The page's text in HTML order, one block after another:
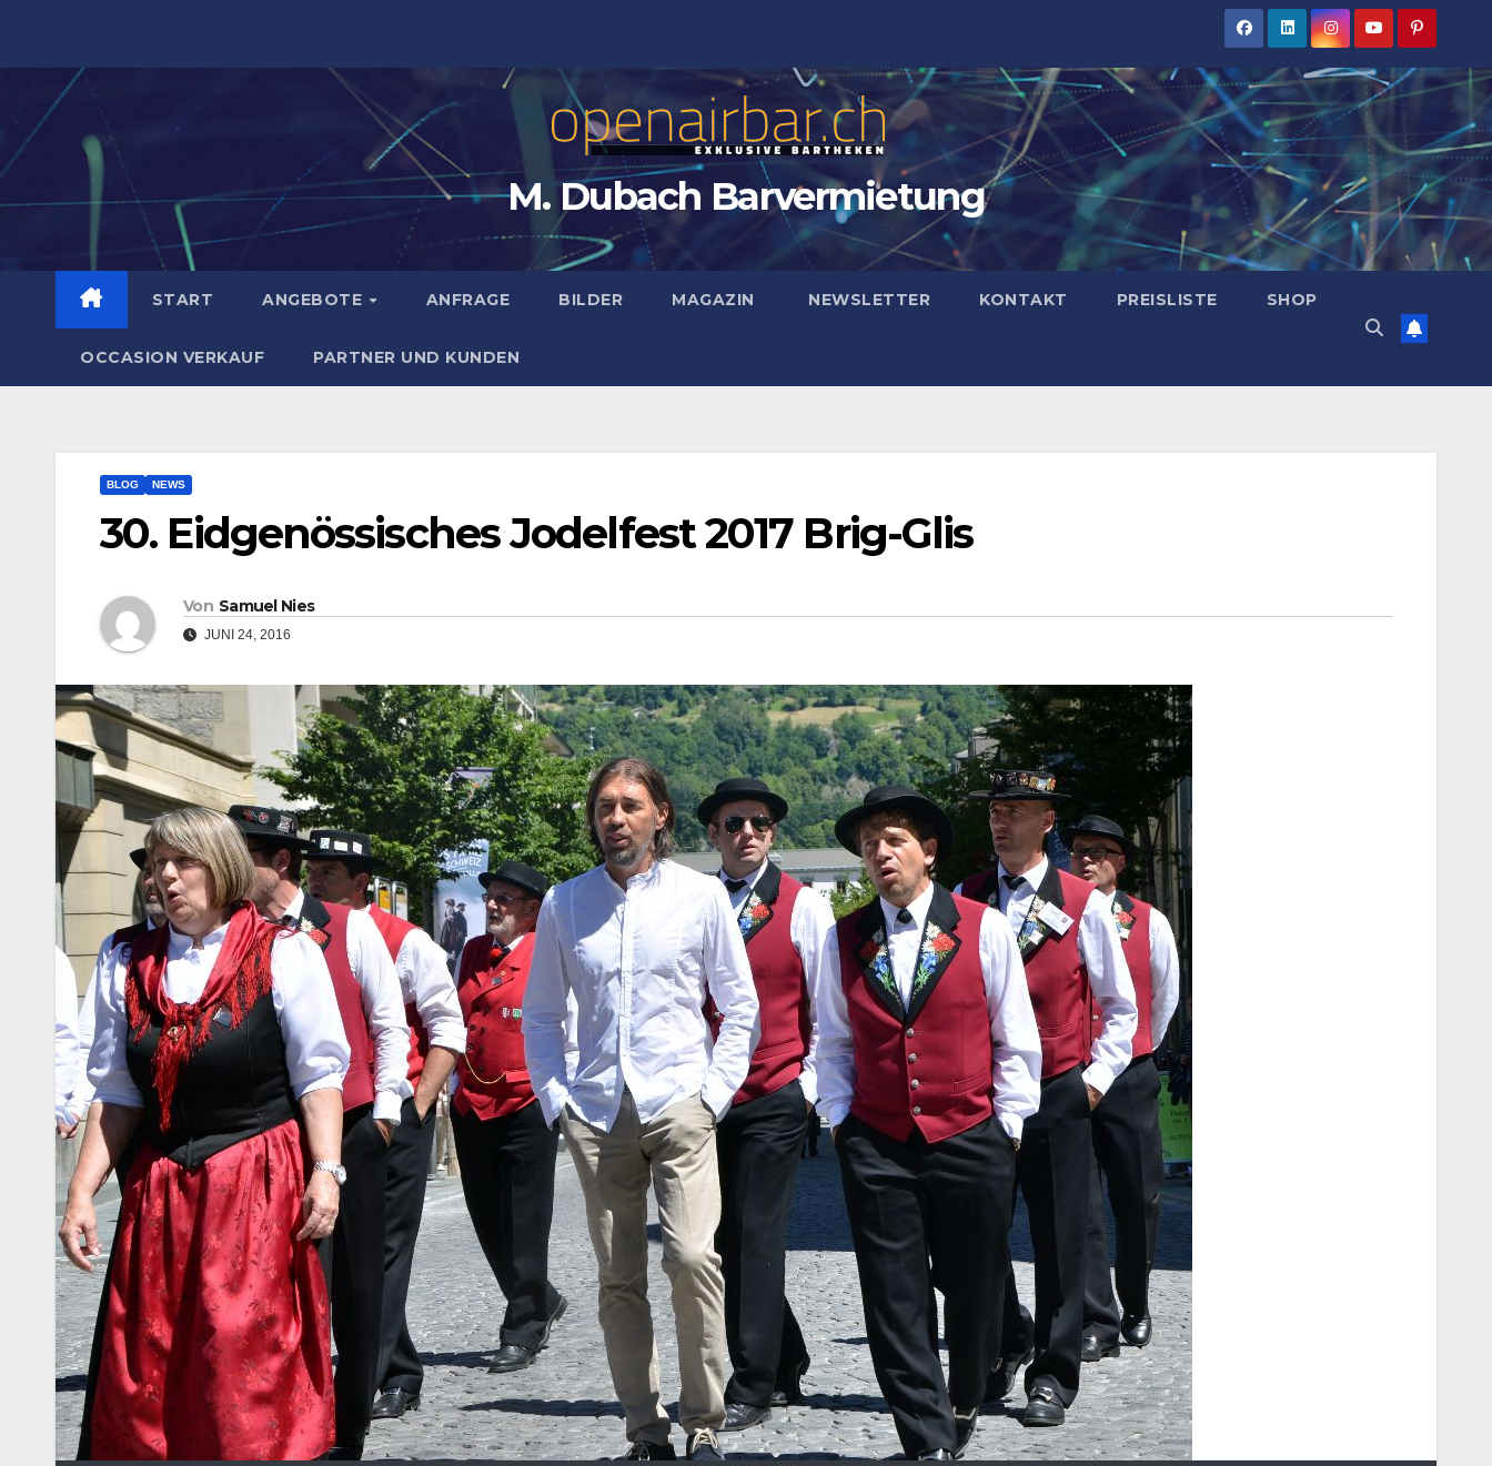
M. Dubach Barvermietung
START ANGEBOTE ANFRAGE BILDER MAGAZIN NEWSLETTER KONTAKT PREISLISTE SHOP
OCCASION VERKAUF PARTNER UND KUNDEN
BLOG NEWS
30. Eidgenössisches Jodelfest 2017 Brig-Glis
Von Samuel Nies
JUNI 24, 2016